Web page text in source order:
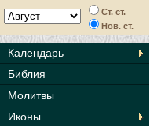
Ст. ст.
Нов. ст.
Календарь
Библия
Молитвы
Иконы